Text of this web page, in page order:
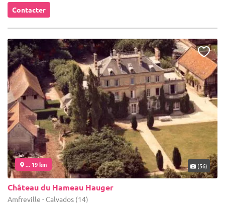
Contacter
... 19 km (56)
Château du Hameau Hauger
Amfreville - Calvados (14)